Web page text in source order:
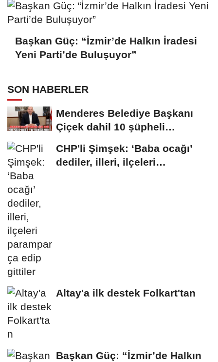
Başkan Güç: “İzmir’de Halkın İradesi
Yeni Parti’de Buluşuyor”
SON HABERLER
Menderes Belediye Başkanı
Çiçek dahil 10 şüpheli
CHP'li Şimşek: ‘Baba ocağı’
dediler, illeri, ilçeleri
Altay'a ilk destek Folkart'tan
Başkan Güç: “İzmir’de Halkın